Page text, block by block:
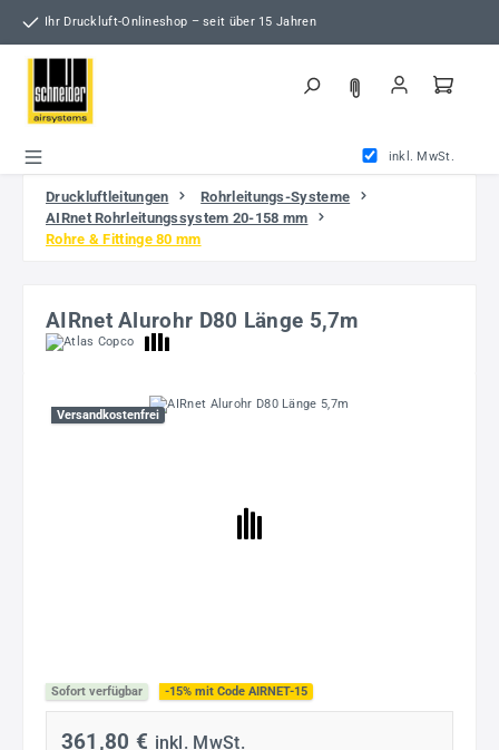
Zum Hauptinhalt springen
Ihr Druckluft-Onlineshop – seit über 15 Jahren
inkl. MwSt.
Druckluftleitungen
Rohrleitungs-Systeme
AIRnet Rohrleitungssystem 20-158 mm
Rohre & Fittinge 80 mm
AIRnet Alurohr D80 Länge 5,7m
Bildergalerie überspringen
Versandkostenfrei
Sofort verfügbar -15% mit Code AIRNET-15
361,80 € inkl. MwSt.